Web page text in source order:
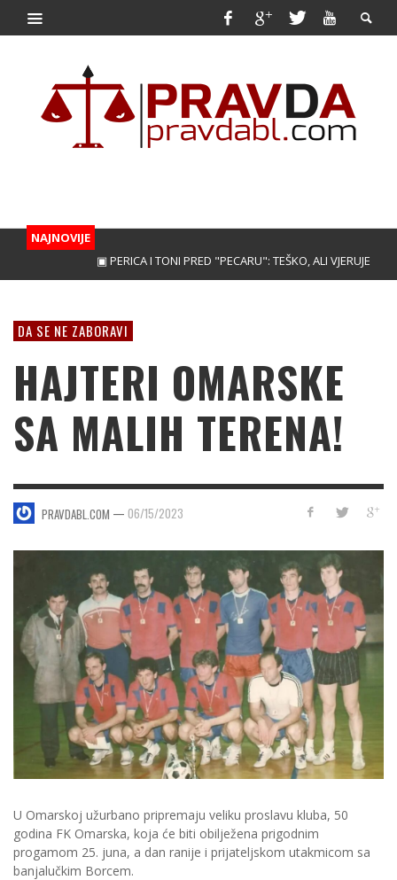
NAJNOVIJE
▣ PERICA I TONI PRED "PECARU": TEŠKO, ALI VJERUJEMO!
DA SE NE ZABORAVI
HAJTERI OMARSKE
SA MALIH TERENA!
PRAVDABL.COM — 06/15/2023
U Omarskoj užurbano pripremaju veliku proslavu kluba, 50
godina FK Omarska, koja će biti obilježena prigodnim
progamom 25. juna, a dan ranije i prijateljskom utakmicom sa
banjalučkim Borcem.